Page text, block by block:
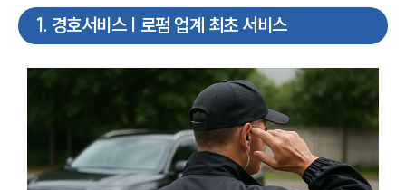
1 . 경호서비스 | 로펌 업계 최초 서비스